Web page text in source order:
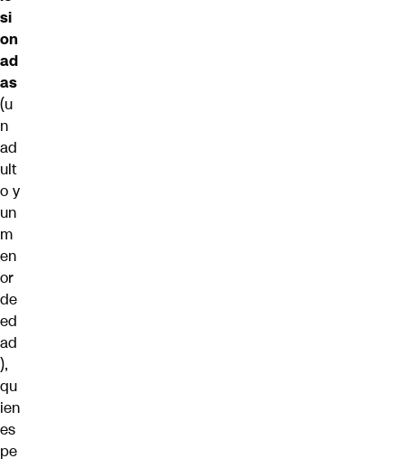
si
on
ad
as
(u
n
ad
ult
o y
un
m
en
or
de
ed
ad
),
qu
ien
es
pe